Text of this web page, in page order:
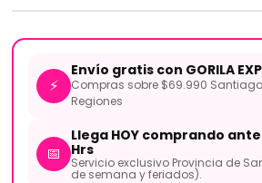
⚡
Envío gratis con GORILA
Compras sobre $69.990
Regiones
📅
Llega HOY comprando
Hrs
Servicio exclusivo Provincia de
de semana y feriados).